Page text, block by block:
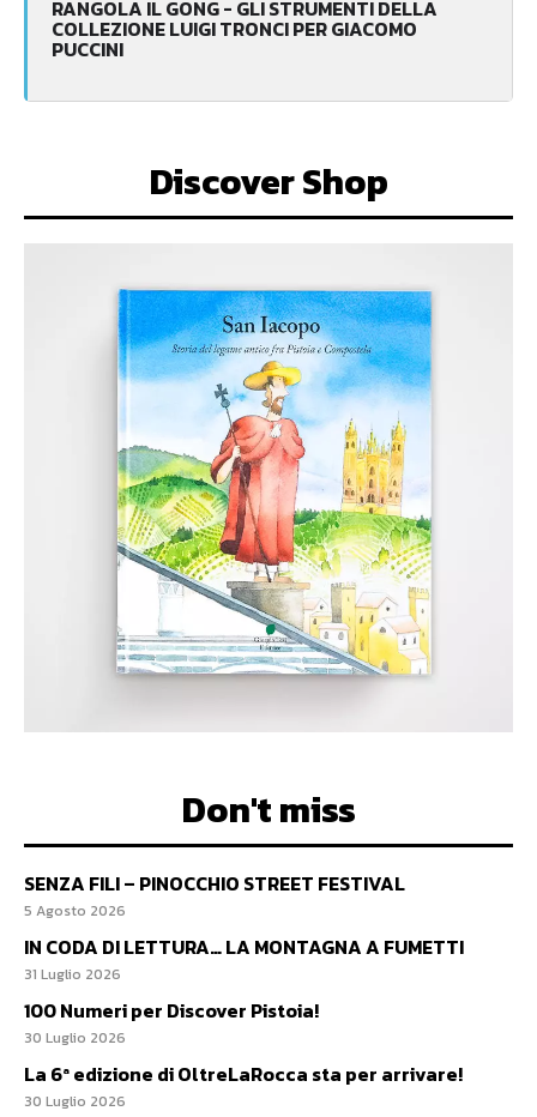
RANGOLA IL GONG - GLI STRUMENTI DELLA
COLLEZIONE LUIGI TRONCI PER GIACOMO
PUCCINI
Discover Shop
Don't miss
SENZA FILI – PINOCCHIO STREET FESTIVAL
5 Agosto 2026
IN CODA DI LETTURA… LA MONTAGNA A FUMETTI
31 Luglio 2026
100 Numeri per Discover Pistoia!
30 Luglio 2026
La 6ª edizione di OltreLaRocca sta per arrivare!
30 Luglio 2026